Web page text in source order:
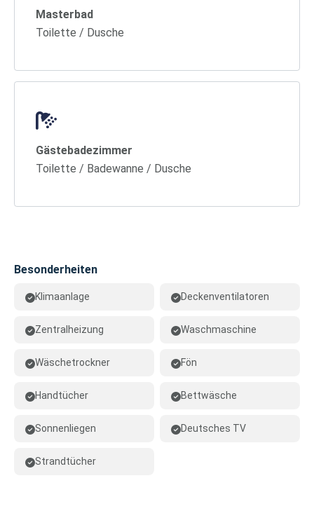
Masterbad
Toilette / Dusche
Gästebadezimmer
Toilette / Badewanne / Dusche
Besonderheiten
Klimaanlage Deckenventilatoren
Zentralheizung Waschmaschine
Wäschetrockner Fön
Handtücher Bettwäsche
Sonnenliegen Deutsches TV
Strandtücher